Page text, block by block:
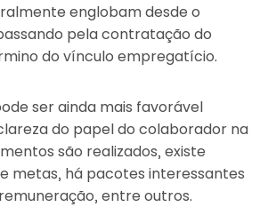
englobam desde o
pela contratação do
do vínculo empregatício.
ser ainda mais favorável
do papel do colaborador na
são realizados, existe
metas, há pacotes interessantes
entre outros.